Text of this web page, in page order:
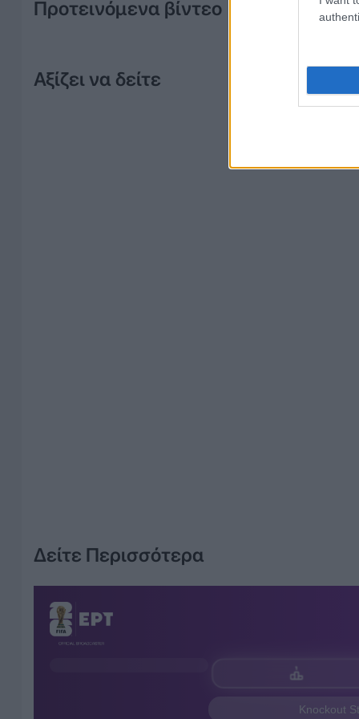
Προτεινόμενα βίντεο
Αξίζει να δείτε
Δείτε Περισσότερα